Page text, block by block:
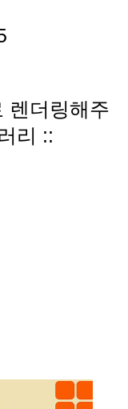
렌더링해주
리 ::